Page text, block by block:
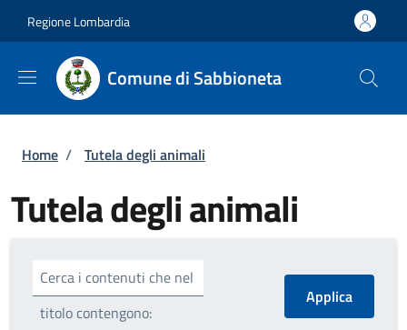
Regione Lombardia
Comune di Sabbioneta
Briciole di pane
Home / Tutela degli animali
Tutela degli animali
Cerca i contenuti che nel
titolo contengono: